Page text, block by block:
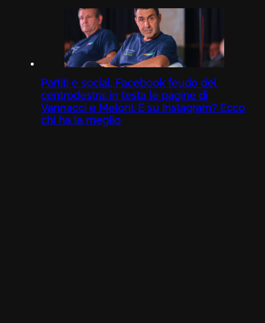
Partiti e social, Facebook feudo del
centrodestra: in testa le pagine di
Vannacci e Meloni. E su Instagram? Ecco
chi ha la meglio